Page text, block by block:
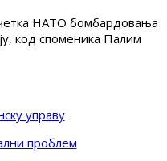
НАТО бомбардовања
код споменика Палим
управу
проблем